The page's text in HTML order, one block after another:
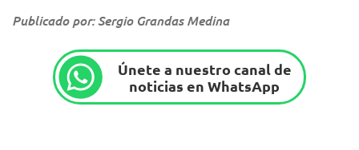
Publicado por: Sergio Grandas Medina
Únete a nuestro canal de
noticias en WhatsApp